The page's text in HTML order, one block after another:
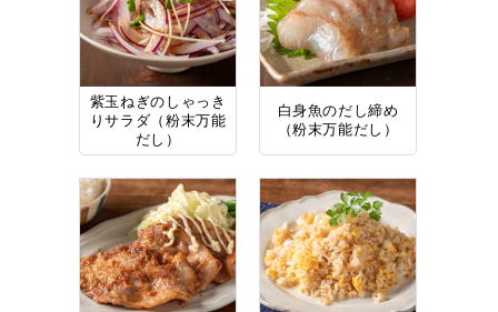
紫玉ねぎのしゃっき
りサラダ（粉末万能
だし）
白身魚のだし締め
（粉末万能だし）